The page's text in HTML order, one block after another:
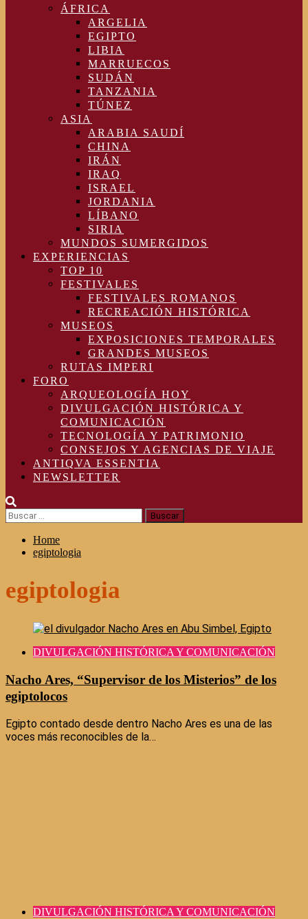
ÁFRICA
ARGELIA
EGIPTO
LIBIA
MARRUECOS
SUDÁN
TANZANIA
TÚNEZ
ASIA
ARABIA SAUDÍ
CHINA
IRÁN
IRAQ
ISRAEL
JORDANIA
LÍBANO
SIRIA
MUNDOS SUMERGIDOS
EXPERIENCIAS
TOP 10
FESTIVALES
FESTIVALES ROMANOS
RECREACIÓN HISTÓRICA
MUSEOS
EXPOSICIONES TEMPORALES
GRANDES MUSEOS
RUTAS IMPERI
FORO
ARQUEOLOGÍA HOY
DIVULGACIÓN HISTÓRICA Y
COMUNICACIÓN
TECNOLOGÍA Y PATRIMONIO
CONSEJOS Y AGENCIAS DE VIAJE
ANTIQVA ESSENTIA
NEWSLETTER
Buscar:
Home
egiptologia
egiptologia
DIVULGACIÓN HISTÓRICA Y COMUNICACIÓN
Nacho Ares, “Supervisor de los Misterios” de los
egiptolocos
Egipto contado desde dentro Nacho Ares es una de las
voces más reconocibles de la…
DIVULGACIÓN HISTÓRICA Y COMUNICACIÓN